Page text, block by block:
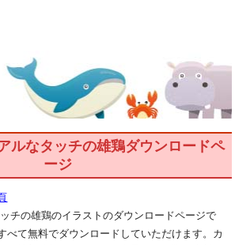
ルなタッチの雄鶏ダウンロードペ
ージ
チの雄鶏のイラストのダウンロードページで
べて無料でダウンロードしていただけます。カ